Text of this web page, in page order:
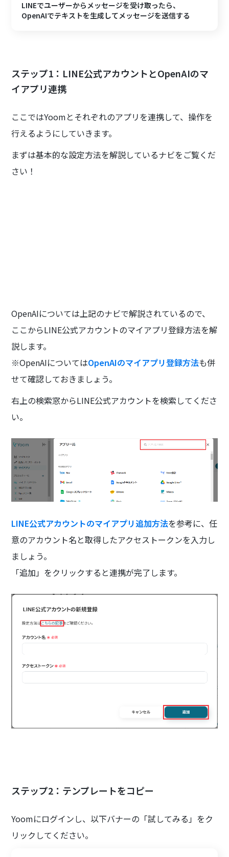
LINEでユーザーからメッセージを受け取ったら、
OpenAIでテキストを生成してメッセージを送信する
ステップ1：LINE公式アカウントとOpenAIのマ
イアプリ連携
ここではYoomとそれぞれのアプリを連携して、操作を
行えるようにしていきます。
まずは基本的な設定方法を解説しているナビをご覧くだ
さい！
OpenAIについては上記のナビで解説されているので、
ここからLINE公式アカウントのマイアプリ登録方法を解
説します。
※OpenAIについてはOpenAIのマイアプリ登録方法も併
せて確認しておきましょう。
右上の検索窓からLINE公式アカウントを検索してくださ
い。
LINE公式アカウントのマイアプリ追加方法を参考に、任
意のアカウント名と取得したアクセストークンを入力し
ましょう。
「追加」をクリックすると連携が完了します。
ステップ2：テンプレートをコピー
Yoomにログインし、以下バナーの「試してみる」をク
リックしてください。